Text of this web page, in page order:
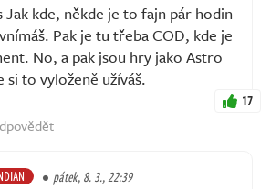
Jak kde, někde je to fajn pár hodin
Pak je tu třeba COD, kde je
No, a pak jsou hry jako Astro
si to vyloženě užíváš.
17
pátek, 8. 3., 22:39